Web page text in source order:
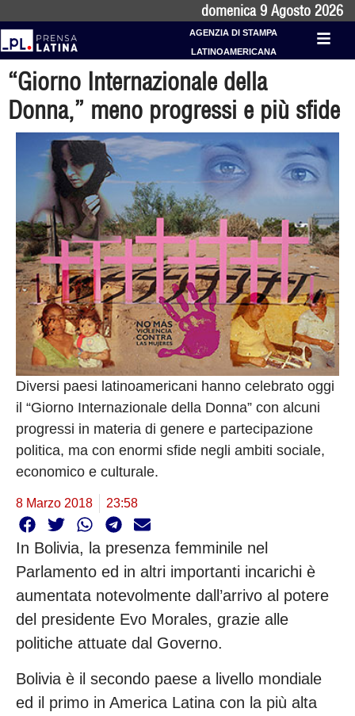
domenica 9 Agosto 2026
AGENZIA DI STAMPA
LATINOAMERICANA
“Giorno Internazionale della
Donna,” meno progressi e più sfide
Diversi paesi latinoamericani hanno celebrato oggi
il “Giorno Internazionale della Donna” con alcuni
progressi in materia di genere e partecipazione
politica, ma con enormi sfide negli ambiti sociale,
economico e culturale.
8 Marzo 2018 23:58
In Bolivia, la presenza femminile nel
Parlamento ed in altri importanti incarichi è
aumentata notevolmente dall’arrivo al potere
del presidente Evo Morales, grazie alle
politiche attuate dal Governo.
Bolivia è il secondo paese a livello mondiale
ed il primo in America Latina con la più alta